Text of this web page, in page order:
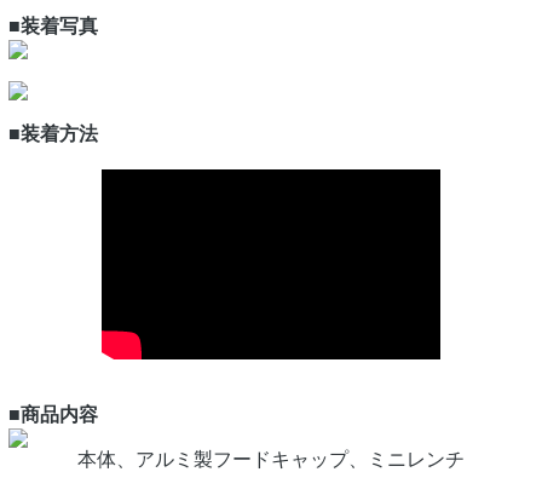
■装着写真
■装着方法
■商品内容
本体、アルミ製フードキャップ、ミニレンチ